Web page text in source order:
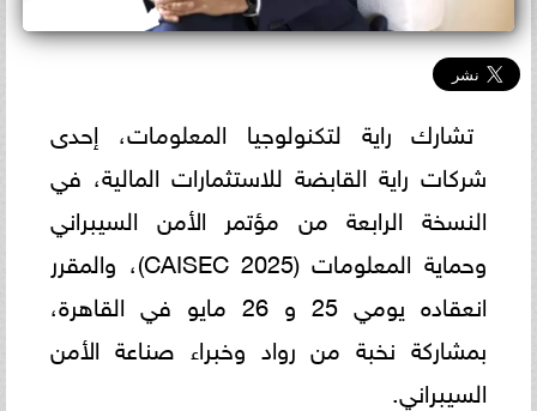
تشارك راية لتكنولوجيا المعلومات، إحدى
شركات راية القابضة للاستثمارات المالية، في
النسخة الرابعة من مؤتمر الأمن السيبراني
وحماية المعلومات (CAISEC 2025)، والمقرر
انعقاده يومي 25 و 26 مايو في القاهرة،
بمشاركة نخبة من رواد وخبراء صناعة الأمن
السيبراني.